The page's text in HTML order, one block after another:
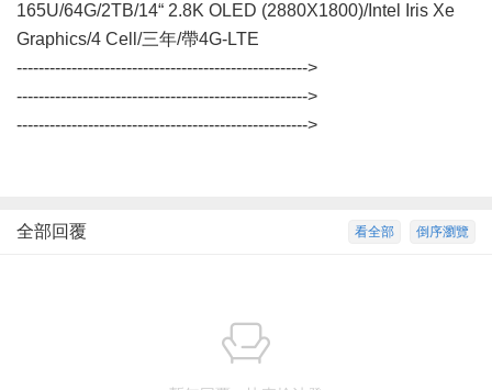
165U/64G/2TB/14“ 2.8K OLED (2880X1800)/Intel Iris Xe
Graphics/4 Cell/三年/帶4G-LTE
----------------------------------------------------->
----------------------------------------------------->
----------------------------------------------------->
倒序瀏覽
看全部
全部回覆